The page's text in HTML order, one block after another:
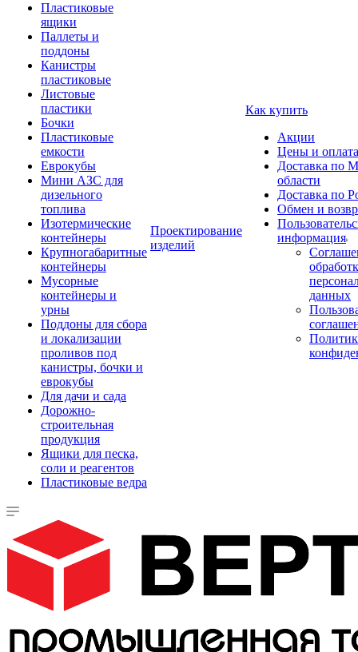
Пластиковые
ящики
Паллеты и
поддоны
Канистры
пластиковые
Листовые
пластики
Бочки
Пластиковые
емкости
Еврокубы
Мини АЗС для
дизельного
топлива
Изотермические
контейнеры
Крупногабаритные
контейнеры
Мусорные
контейнеры и
урны
Поддоны для сбора
и локализации
проливов под
канистры, бочки и
еврокубы
Для дачи и сада
Дорожно-
строительная
продукция
Ящики для песка,
соли и реагентов
Пластиковые ведра
Проектирование
изделий
Как купить
Акции
Цены и оплата
Доставка по
области
Доставка по
Обмен и
информация
данных